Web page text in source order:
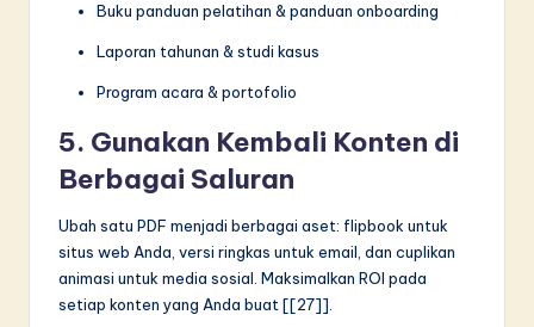
Buku panduan pelatihan & panduan onboarding
Laporan tahunan & studi kasus
Program acara & portofolio
5. Gunakan Kembali Konten di
Berbagai Saluran
Ubah satu PDF menjadi berbagai aset: flipbook untuk
situs web Anda, versi ringkas untuk email, dan cuplikan
animasi untuk media sosial. Maksimalkan ROI pada
setiap konten yang Anda buat [[27]].